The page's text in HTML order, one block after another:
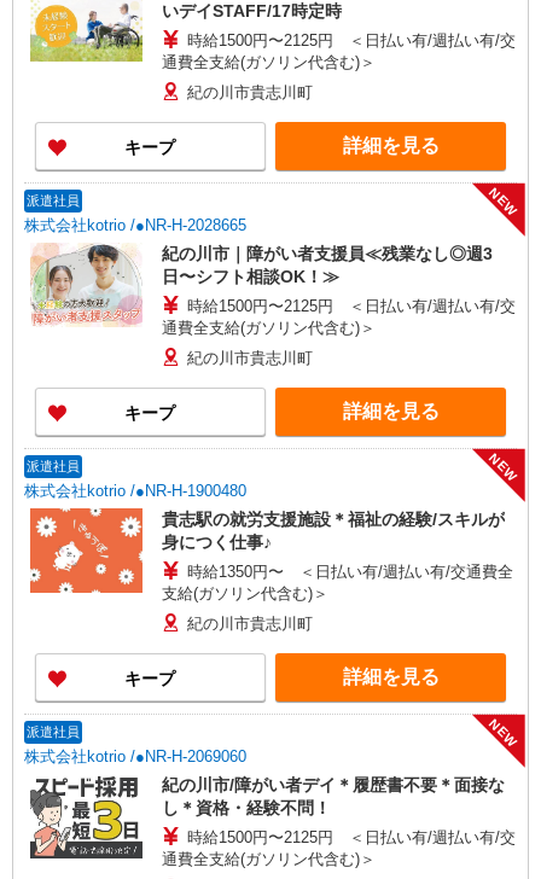
いデイSTAFF/17時定時
時給1500円〜2125円 ＜日払い有/週払い有/交
通費全支給(ガソリン代含む)＞
紀の川市貴志川町
キープ 詳細を見る
派遣社員
株式会社kotrio /●NR-H-2028665
NEW
紀の川市｜障がい者支援員≪残業なし◎週3
日〜シフト相談OK！≫
時給1500円〜2125円 ＜日払い有/週払い有/交
通費全支給(ガソリン代含む)＞
紀の川市貴志川町
キープ 詳細を見る
派遣社員
株式会社kotrio /●NR-H-1900480
NEW
貴志駅の就労支援施設＊福祉の経験/スキルが
身につく仕事♪
時給1350円〜 ＜日払い有/週払い有/交通費全
支給(ガソリン代含む)＞
紀の川市貴志川町
キープ 詳細を見る
派遣社員
株式会社kotrio /●NR-H-2069060
NEW
紀の川市/障がい者デイ＊履歴書不要＊面接な
し＊資格・経験不問！
時給1500円〜2125円 ＜日払い有/週払い有/交
通費全支給(ガソリン代含む)＞